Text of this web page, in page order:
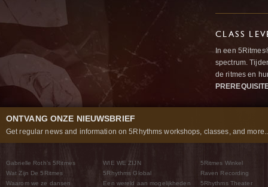
CLASS
In een
spectrum.
de ritmes en
ONTVANG ONZE NIEUWSBRIEF
Get regular news and information on 5Rhythms workshops, classes, and
Gabrielle Roth’s 5Ritmes
Wat Zijn De 5Ritmes
Waarom we ze dansen
WIE WE ZIJN
5Rhythms Global
Een wereld aan mogelijkheden
5Ritmes Winkel
Raven Recording
5Rhythms Theater